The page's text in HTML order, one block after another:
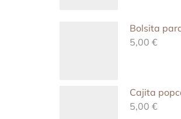
5,00 €
5,00 €